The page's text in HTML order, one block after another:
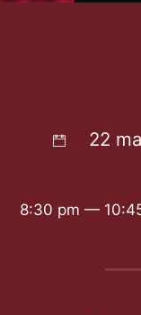
22
8:30 pm —